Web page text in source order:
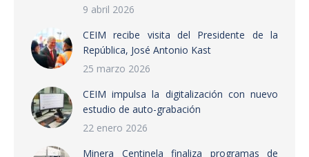
9 abril 2026
CEIM recibe visita del Presidente de la
República, José Antonio Kast
25 marzo 2026
CEIM impulsa la digitalización con nuevo
estudio de auto-grabación
22 enero 2026
Minera Centinela finaliza programas de